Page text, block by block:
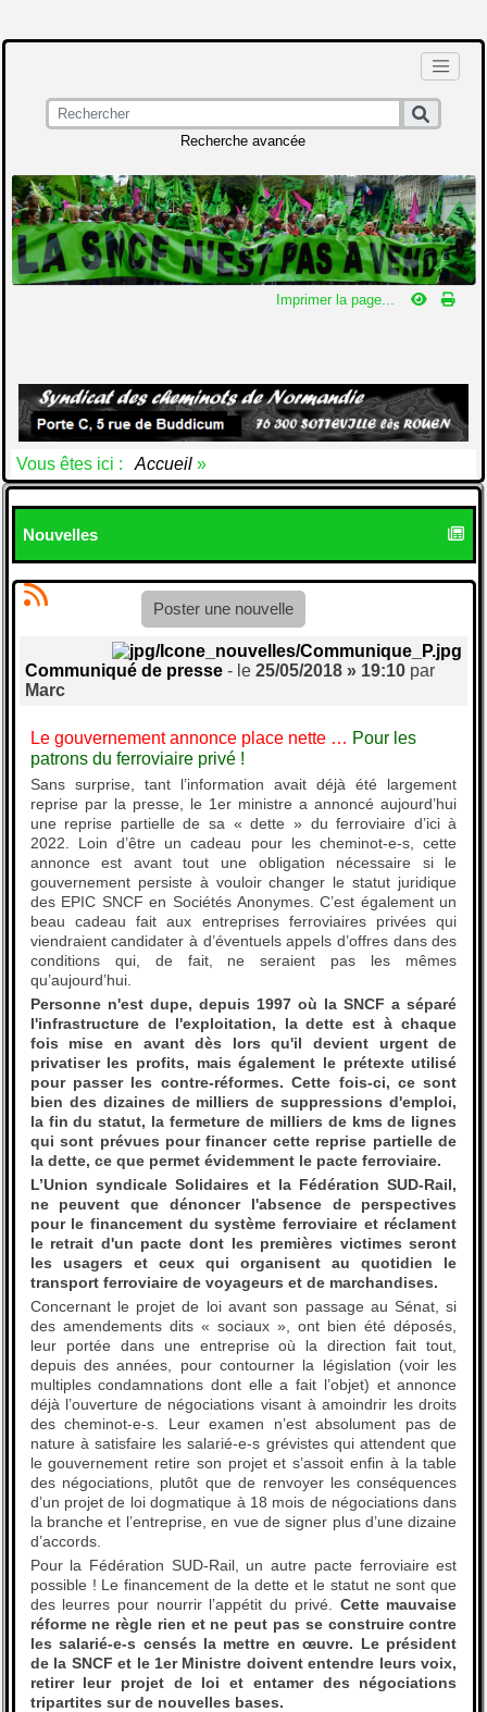
Recherche avancée
Imprimer la page...
Vous êtes ici : Accueil »
Nouvelles
Poster une nouvelle
Communiqué de presse - le 25/05/2018 » 19:10par
Marc
Le gouvernement annonce place nette … Pour les
patrons du ferroviaire privé !
Sans surprise, tant l’information avait déjà été largement
reprise par la presse, le 1er ministre a annoncé aujourd’hui
une reprise partielle de sa « dette » du ferroviaire d’ici à
2022. Loin d’être un cadeau pour les cheminot-e-s, cette
annonce est avant tout une obligation nécessaire si le
gouvernement persiste à vouloir changer le statut juridique
des EPIC SNCF en Sociétés Anonymes. C’est également un
beau cadeau fait aux entreprises ferroviaires privées qui
viendraient candidater à d’éventuels appels d’offres dans des
conditions qui, de fait, ne seraient pas les mêmes
qu’aujourd’hui.
Personne n'est dupe, depuis 1997 où la SNCF a séparé
l'infrastructure de l'exploitation, la dette est à chaque
fois mise en avant dès lors qu'il devient urgent de
privatiser les profits, mais également le prétexte utilisé
pour passer les contre-réformes. Cette fois-ci, ce sont
bien des dizaines de milliers de suppressions d'emploi,
la fin du statut, la fermeture de milliers de kms de lignes
qui sont prévues pour financer cette reprise partielle de
la dette, ce que permet évidemment le pacte ferroviaire.
L’Union syndicale Solidaires et la Fédération SUD-Rail,
ne peuvent que dénoncer l'absence de perspectives
pour le financement du système ferroviaire et réclament
le retrait d'un pacte dont les premières victimes seront
les usagers et ceux qui organisent au quotidien le
transport ferroviaire de voyageurs et de marchandises.
Concernant le projet de loi avant son passage au Sénat, si
des amendements dits « sociaux », ont bien été déposés,
leur portée dans une entreprise où la direction fait tout,
depuis des années, pour contourner la législation (voir les
multiples condamnations dont elle a fait l’objet) et annonce
déjà l’ouverture de négociations visant à amoindrir les droits
des cheminot-e-s. Leur examen n’est absolument pas de
nature à satisfaire les salarié-e-s grévistes qui attendent que
le gouvernement retire son projet et s’assoit enfin à la table
des négociations, plutôt que de renvoyer les conséquences
d’un projet de loi dogmatique à 18 mois de négociations dans
la branche et l’entreprise, en vue de signer plus d’une dizaine
d’accords.
Pour la Fédération SUD-Rail, un autre pacte ferroviaire est
possible ! Le financement de la dette et le statut ne sont que
des leurres pour nourrir l’appétit du privé. Cette mauvaise
réforme ne règle rien et ne peut pas se construire contre
les salarié-e-s censés la mettre en œuvre. Le président
de la SNCF et le 1er Ministre doivent entendre leurs voix,
retirer leur projet de loi et entamer des négociations
tripartites sur de nouvelles bases.